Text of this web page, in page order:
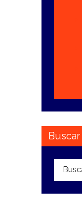
Buscar
Buscar: